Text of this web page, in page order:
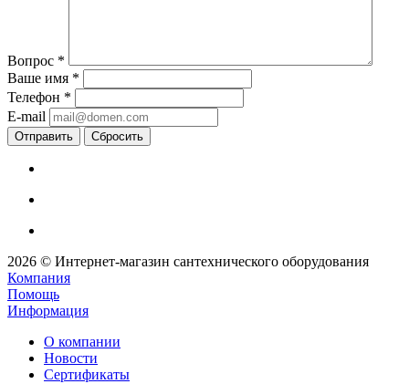
Вопрос *
Ваше имя *
Телефон *
E-mail
Сбросить
2026 © Интернет-магазин сантехнического оборудования
Компания
Помощь
Информация
О компании
Новости
Сертификаты